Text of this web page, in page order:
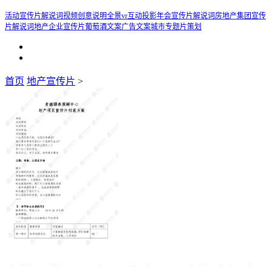
活动宣传片解说词视频创意说明全景vr互动投影年会宣传片解说词房地产集团宣传
片解说词地产企业宣传片葡萄酒文案广告文案城市专题片策划
首页 地产宣传片 >